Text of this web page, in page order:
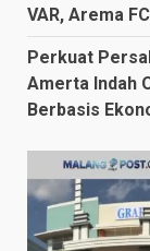
VAR, Arema
Perkuat
Amerta Indah
Berbasis